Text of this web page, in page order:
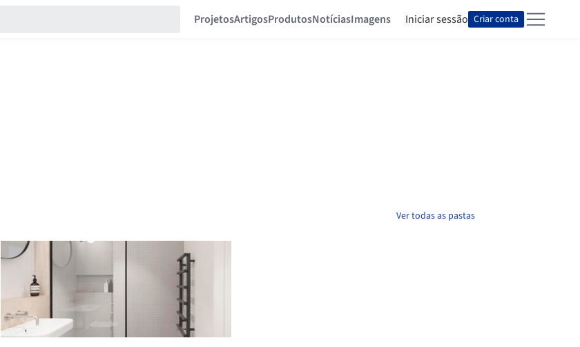
ProjetosArtigosProdutosNotíciasImagens Iniciar sessão Criar conta
Ver todas as pastas